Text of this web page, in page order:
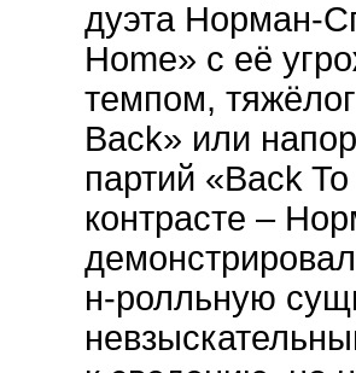
дуэта Норман-
Home» с её
темпом,
Back» или
партий «Back
контрасте –
н-ролльную